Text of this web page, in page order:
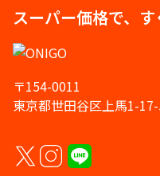
スーパー価格で、す
〒154-0011
東京都世田谷区上馬1-